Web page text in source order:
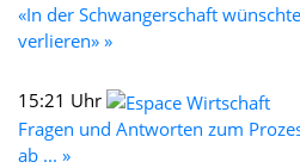
«In der Schwangerschaft
verlieren» »
15:21 Uhr
Fragen und Antworten zum
ab ... »